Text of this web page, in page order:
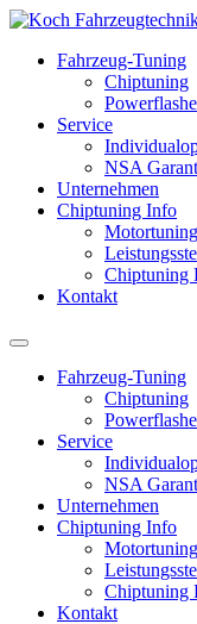
Fahrzeug-Tuning
Chiptuning
Service
NSA
Unternehmen
Chiptuning Info
Motortuning
Chiptuning
Kontakt
Fahrzeug-Tuning
Chiptuning
Service
NSA
Unternehmen
Chiptuning Info
Motortuning
Chiptuning
Kontakt